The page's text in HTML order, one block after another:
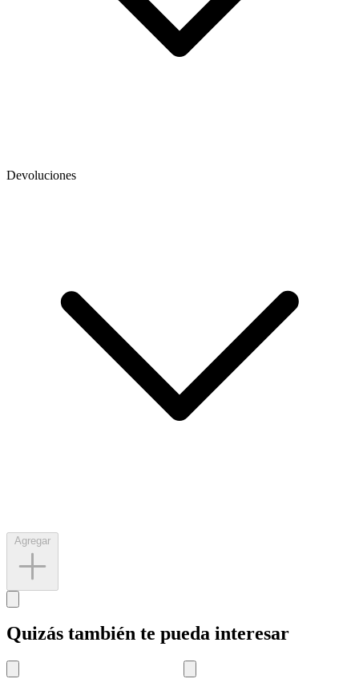
Devoluciones
Quizás también te pueda interesar